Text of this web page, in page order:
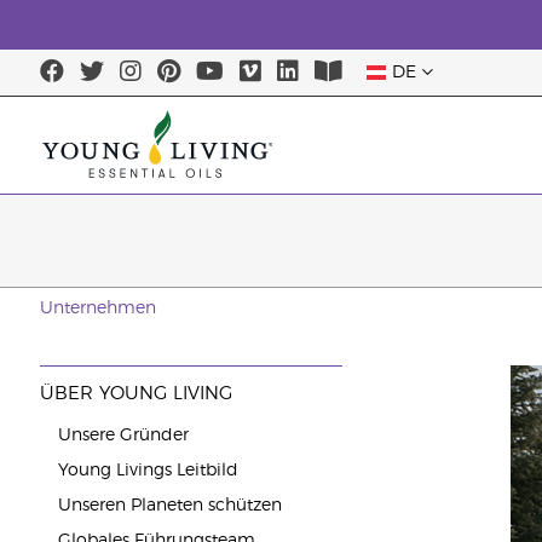
DE
Unternehmen
ÜBER YOUNG LIVING
Unsere Gründer
Young Livings Leitbild
Unseren Planeten schützen